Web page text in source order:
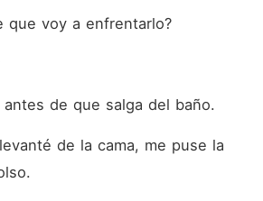
que voy a enfrentarlo?
de que salga del baño.
de la cama, me puse la